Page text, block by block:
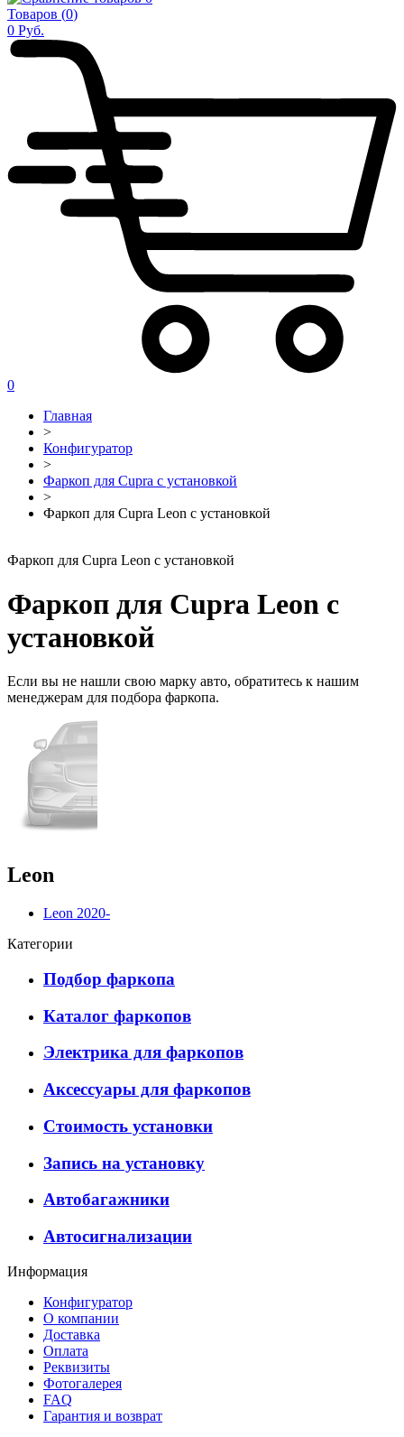
Товаров (0)
0 Руб.
0
Главная
>
Конфигуратор
>
Фаркоп для Cupra с установкой
>
Фаркоп для Cupra Leon с установкой
Фаркоп для Cupra Leon с установкой
Фаркоп для Cupra Leon с
установкой
Если вы не нашли свою марку авто, обратитесь к нашим
менеджерам для подбора фаркопа.
Leon
Leon 2020-
Категории
Подбор фаркопа
Каталог фаркопов
Электрика для фаркопов
Аксессуары для фаркопов
Стоимость установки
Запись на установку
Автобагажники
Автосигнализации
Информация
Конфигуратор
О компании
Доставка
Оплата
Реквизиты
Фотогалерея
FAQ
Гарантия и возврат